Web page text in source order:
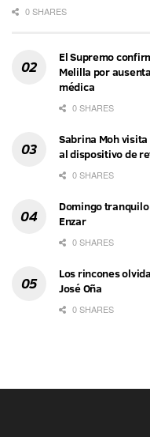
0 SHARES
El Supremo
Melilla por
médica
0 SHARES
Sabrina Moh
al dispositivo de
0 SHARES
Domingo
Enzar
0 SHARES
Los rincones
José Oña
0 SHARES